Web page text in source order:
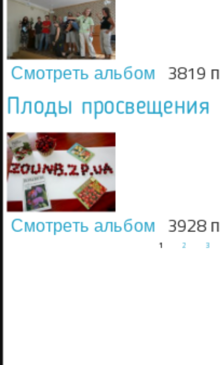
Смотреть альбом 3819
Плоды просвещения
Смотреть альбом 3928
1 2 3